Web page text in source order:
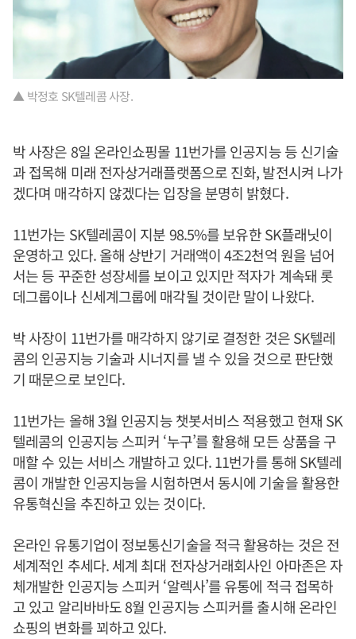
▲ 박정호 SK텔레콤 사장.
박 사장은 8일 온라인쇼핑몰 11번가를 인공지능 등 신기술
과 접목해 미래 전자상거래플랫폼으로 진화, 발전시켜 나가
겠다며 매각하지 않겠다는 입장을 분명히 밝혔다.
11번가는 SK텔레콤이 지분 98.5%를 보유한 SK플래닛이
운영하고 있다. 올해 상반기 거래액이 4조2천억 원을 넘어
서는 등 꾸준한 성장세를 보이고 있지만 적자가 계속돼 롯
데그룹이나 신세계그룹에 매각될 것이란 말이 나왔다.
박 사장이 11번가를 매각하지 않기로 결정한 것은 SK텔레
콤의 인공지능 기술과 시너지를 낼 수 있을 것으로 판단했
기 때문으로 보인다.
11번가는 올해 3월 인공지능 챗봇서비스 적용했고 현재 SK
텔레콤의 인공지능 스피커 ‘누구’를 활용해 모든 상품을 구
매할 수 있는 서비스 개발하고 있다. 11번가를 통해 SK텔레
콤이 개발한 인공지능을 시험하면서 동시에 기술을 활용한
유통혁신을 추진하고 있는 것이다.
온라인 유통기업이 정보통신기술을 적극 활용하는 것은 전
세계적인 추세다. 세계 최대 전자상거래회사인 아마존은 자
체개발한 인공지능 스피커 ‘알렉사’를 유통에 적극 접목하
고 있고 알리바바도 8월 인공지능 스피커를 출시해 온라인
쇼핑의 변화를 꾀하고 있다.